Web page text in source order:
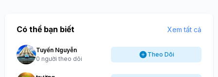
Có thể bạn biết Xem tất cả
Tuyến Nguyễn
0 người theo dõi
Theo Dõi